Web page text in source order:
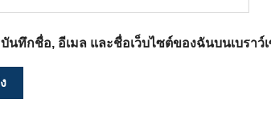
บันทึกชื่อ, อีเมล และชื่อเว็บไซต์ของฉันบนเบรา